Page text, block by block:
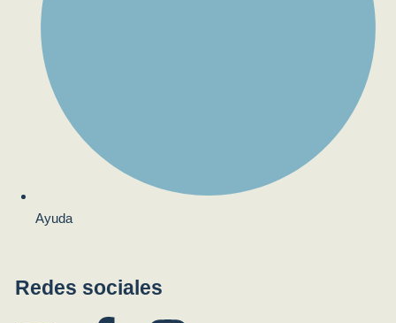
Ayuda
Redes sociales